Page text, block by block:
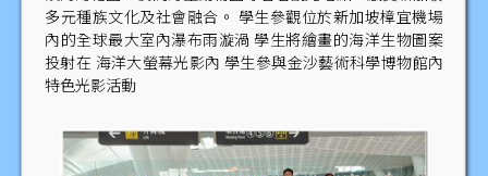
多元種族文化及社會融合。 學生參觀位於新加坡樟宜機場
內的全球最大室內瀑布雨漩渦 學生將繪畫的海洋生物圖案
投射在 海洋大螢幕光影內 學生參與金沙藝術科學博物館內
特色光影活動